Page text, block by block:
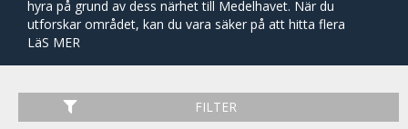
hyra på grund av dess närhet till Medelhavet. När du
utforskar området, kan du vara säker på att hitta flera
exempel på modern arkitektur. I denna mycket nya region i
Från den här punkten kan du enkelt komma till stadens
centrum via tunnelbanan. Det finns också flera bussar som
LäS MER
FILTER